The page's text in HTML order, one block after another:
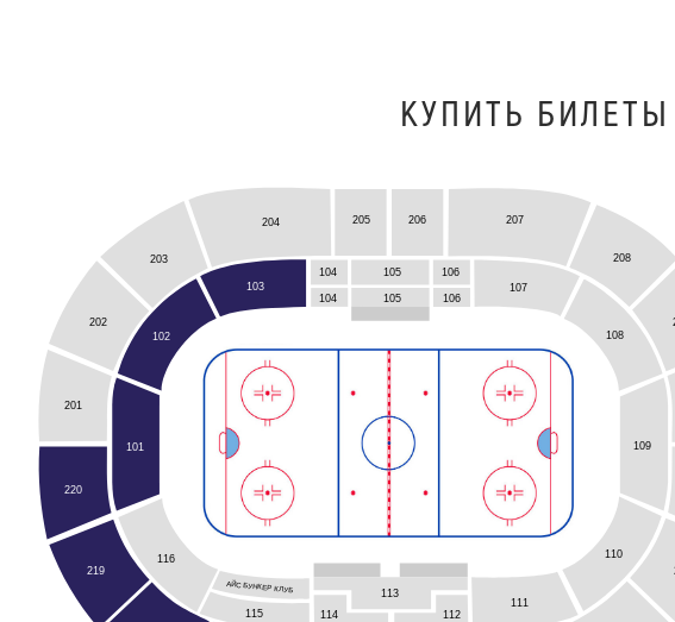
КУПИТЬ
204 205 206 207
208
219
220
201
202
203
103 107
102
101 109
110
116
111
112
114
115
АЙС БУНКЕР КЛУБ 113
104 105 106
104 105 106
108